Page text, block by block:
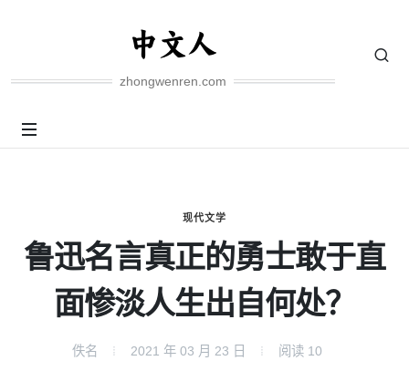
zhongwenren.com
现代文学
鲁迅名言真正的勇士敢于直
面惨淡人生出自何处？
佚名 2021 年 03 月 23 日 阅读 10